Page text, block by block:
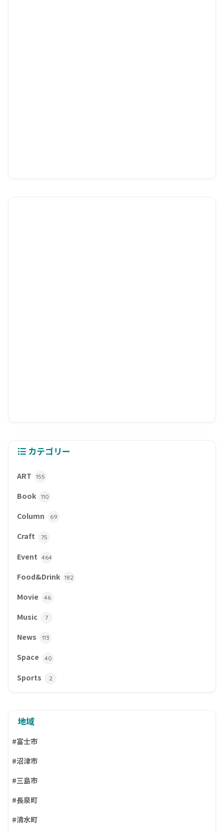
カテゴリー
ART 155
Book 110
Column 69
Craft 75
Event 464
Food&Drink 182
Movie 46
Music 7
News 113
Space 40
Sports 2
地域
#富士市
#沼津市
#三島市
#長泉町
#清水町